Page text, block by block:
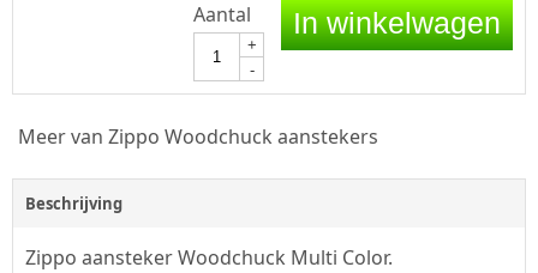
Aantal
+
-
In winkelwagen
Meer van Zippo Woodchuck aanstekers
Beschrijving
Zippo aansteker Woodchuck Multi Color.